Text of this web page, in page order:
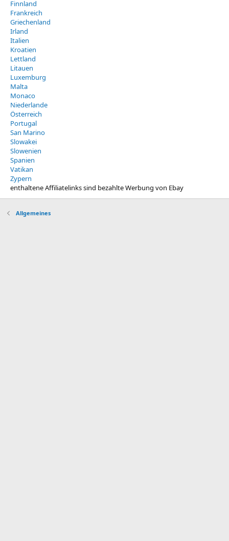
Finnland
Frankreich
Griechenland
Irland
Italien
Kroatien
Lettland
Litauen
Luxemburg
Malta
Monaco
Niederlande
Österreich
Portugal
San Marino
Slowakei
Slowenien
Spanien
Vatikan
Zypern
enthaltene Affiliatelinks sind bezahlte Werbung von Ebay
Allgemeines